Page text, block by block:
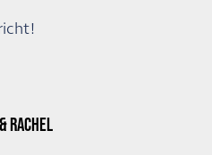
RACHEL